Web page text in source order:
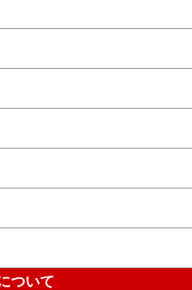
ついて